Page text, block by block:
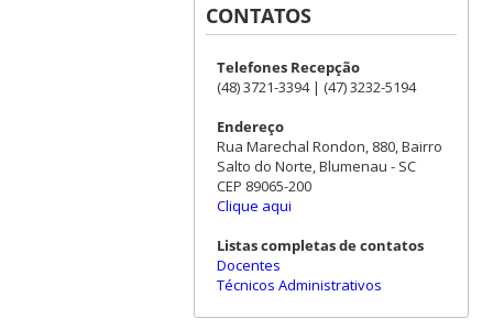
CONTATOS
Telefones Recepção
(48) 3721-3394 | (47) 3232-5194
Endereço
Rua Marechal Rondon, 880, Bairro
Salto do Norte, Blumenau - SC
CEP 89065-200
Clique aqui
Listas completas de contatos
Docentes
Técnicos Administrativos